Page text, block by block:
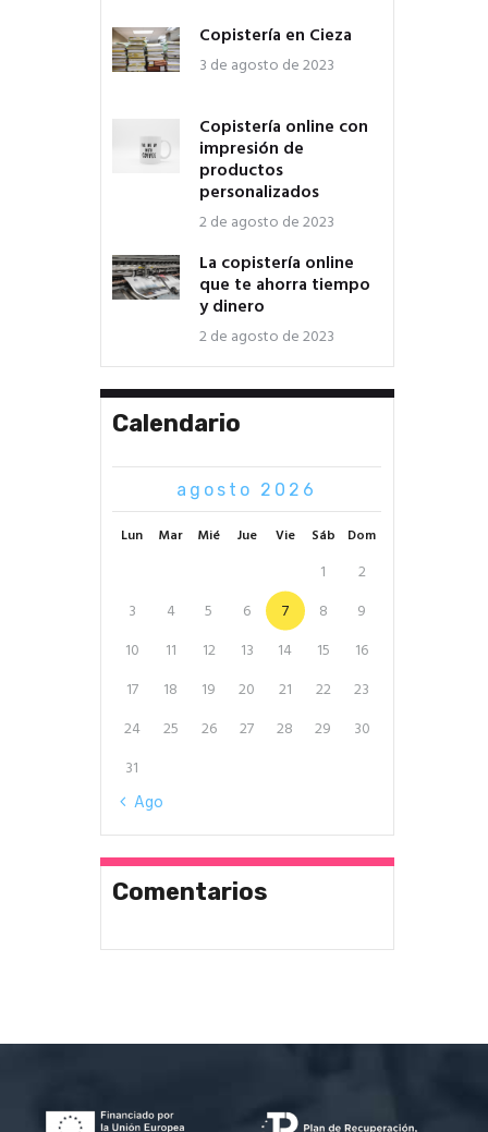
Copistería en Cieza
3 de agosto de 2023
Copistería online con
impresión de
productos
personalizados
2 de agosto de 2023
La copistería online
que te ahorra tiempo
y dinero
2 de agosto de 2023
Calendario
agosto 2026
Lun Mar Mié Jue Vie Sáb Dom
1
2
3
4 5 6 7 8
9
10
11 12 13 14 15
16
17
18 19 20 21 22
23
24
25 26 27 28 29
30
31
« Ago
Comentarios